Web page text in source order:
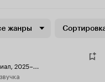
жанры
2025–...